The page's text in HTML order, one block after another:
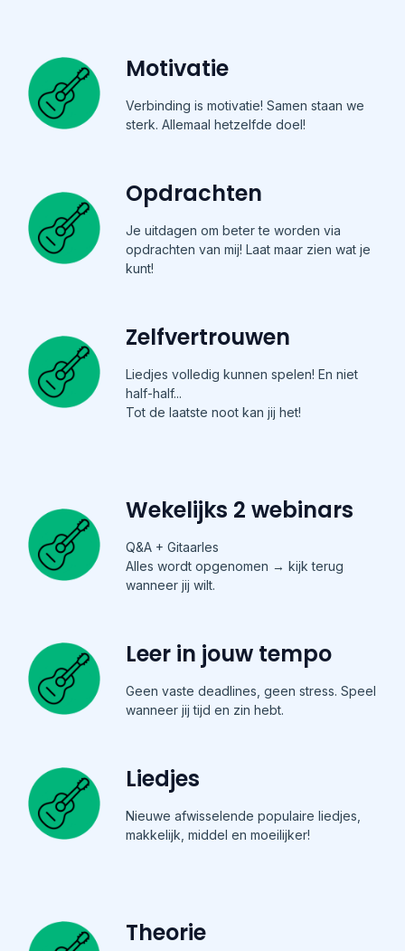
Motivatie
Verbinding is motivatie! Samen staan we
sterk. Allemaal hetzelfde doel!
Opdrachten
Je uitdagen om beter te worden via
opdrachten van mij! Laat maar zien wat je
kunt!
Zelfvertrouwen
Liedjes volledig kunnen spelen! En niet
half-half...
Tot de laatste noot kan jij het!
Wekelijks 2 webinars
Q&A + Gitaarles
Alles wordt opgenomen → kijk terug
wanneer jij wilt.
Leer in jouw tempo
Geen vaste deadlines, geen stress. Speel
wanneer jij tijd en zin hebt.
Liedjes
Nieuwe afwisselende populaire liedjes,
makkelijk, middel en moeilijker!
Theorie